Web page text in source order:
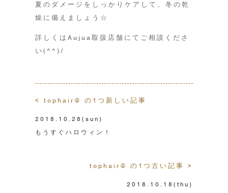
夏のダメージをしっかりケアして、冬の乾
燥に備えましょう☆
詳しくはAujua取扱店舗にてご相談くださ
い(^^)/
< tophair@ の1つ新しい記事
2018.10.28 (sun)
もうすぐハロウィン！
tophair@ の1つ古い記事 >
2018.10.18 (thu)